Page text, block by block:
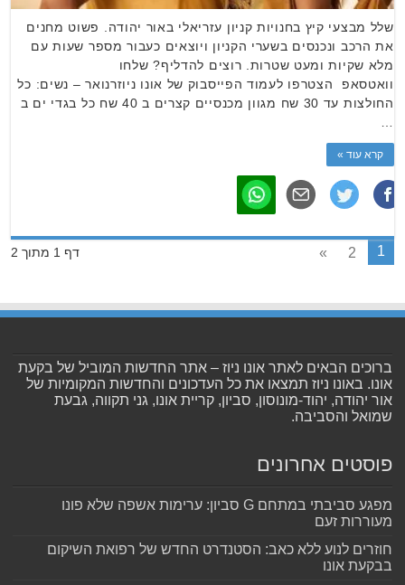
שלל מבצעי קיץ בחנויות קניון עזריאלי באור יהודה. פשוט מחנים
את הרכב ונכנסים בשערי הקניון ויוצאים כעבור מספר שעות עם
מלא שקיות ומעט שטרות. רוצים להדליף? שלחו
וואטסאפ הצטרפו לעמוד הפייסבוק של אונו ניוזרנואר – נשים: כל
החולצות עד 30 שח מגוון מכנסיים קצרים ב 40 שח כל בגדי ים ב
קרא עוד »
דף 1 מתוך 2 1
2
»
ברוכים הבאים לאתר אונו ניוז – אתר החדשות המוביל של בקעת
אונו. באונו ניוז תמצאו את כל העדכונים והחדשות המקומיות של
אור יהודה, יהוד-מונוסון, סביון, קריית אונו, גני תקווה, גבעת
שמואל והסביבה.
פוסטים אחרונים
מפגע סביבתי במתחם G סביון: ערימות אשפה שלא פונו
מעוררות זעם
חוזרים לנוע ללא כאב: הסטנדרט החדש של רפואת השיקום
בבקעת אונו